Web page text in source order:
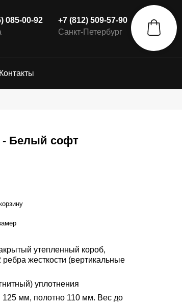
085-00-92
+7 (812) 509-57-90
Санкт-Петербург
Контакты
- Белый софт
утепленный короб,
жесткости (вертикальные
уплотнения
мм, полотно 110 мм. Вес до